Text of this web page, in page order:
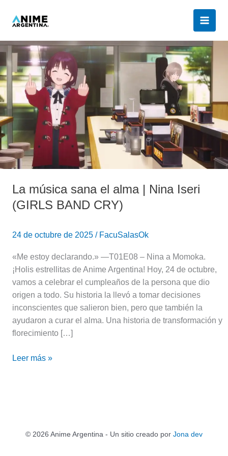
La música sana el alma | Nina Iseri
(GIRLS BAND CRY)
24 de octubre de 2025 / FacuSalasOk
«Me estoy declarando.» —T01E08 – Nina a Momoka.
¡Holis estrellitas de Anime Argentina! Hoy, 24 de octubre,
vamos a celebrar el cumpleaños de la persona que dio
origen a todo. Su historia la llevó a tomar decisiones
inconscientes que salieron bien, pero que también la
ayudaron a curar el alma. Una historia de transformación y
florecimiento […]
La
música
sana
el
alma
Nina
Iseri
(GIRLS
BAND
Leer más »
© 2026 Anime Argentina - Un sitio creado por Jona dev